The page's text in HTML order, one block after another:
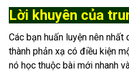
Lời khuyên của
Các bạn huấn luyện nên nhất
thành phản xạ có điều kiện
nó học thuộc bài mới nhanh